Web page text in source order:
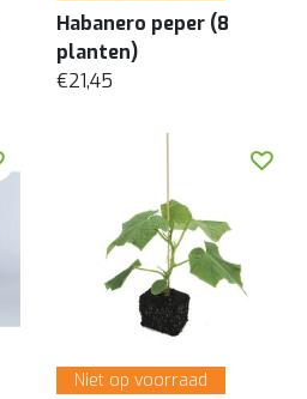
Habanero peper (8
planten)
€21,45
Niet op voorraad